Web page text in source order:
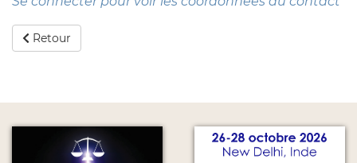
Retour